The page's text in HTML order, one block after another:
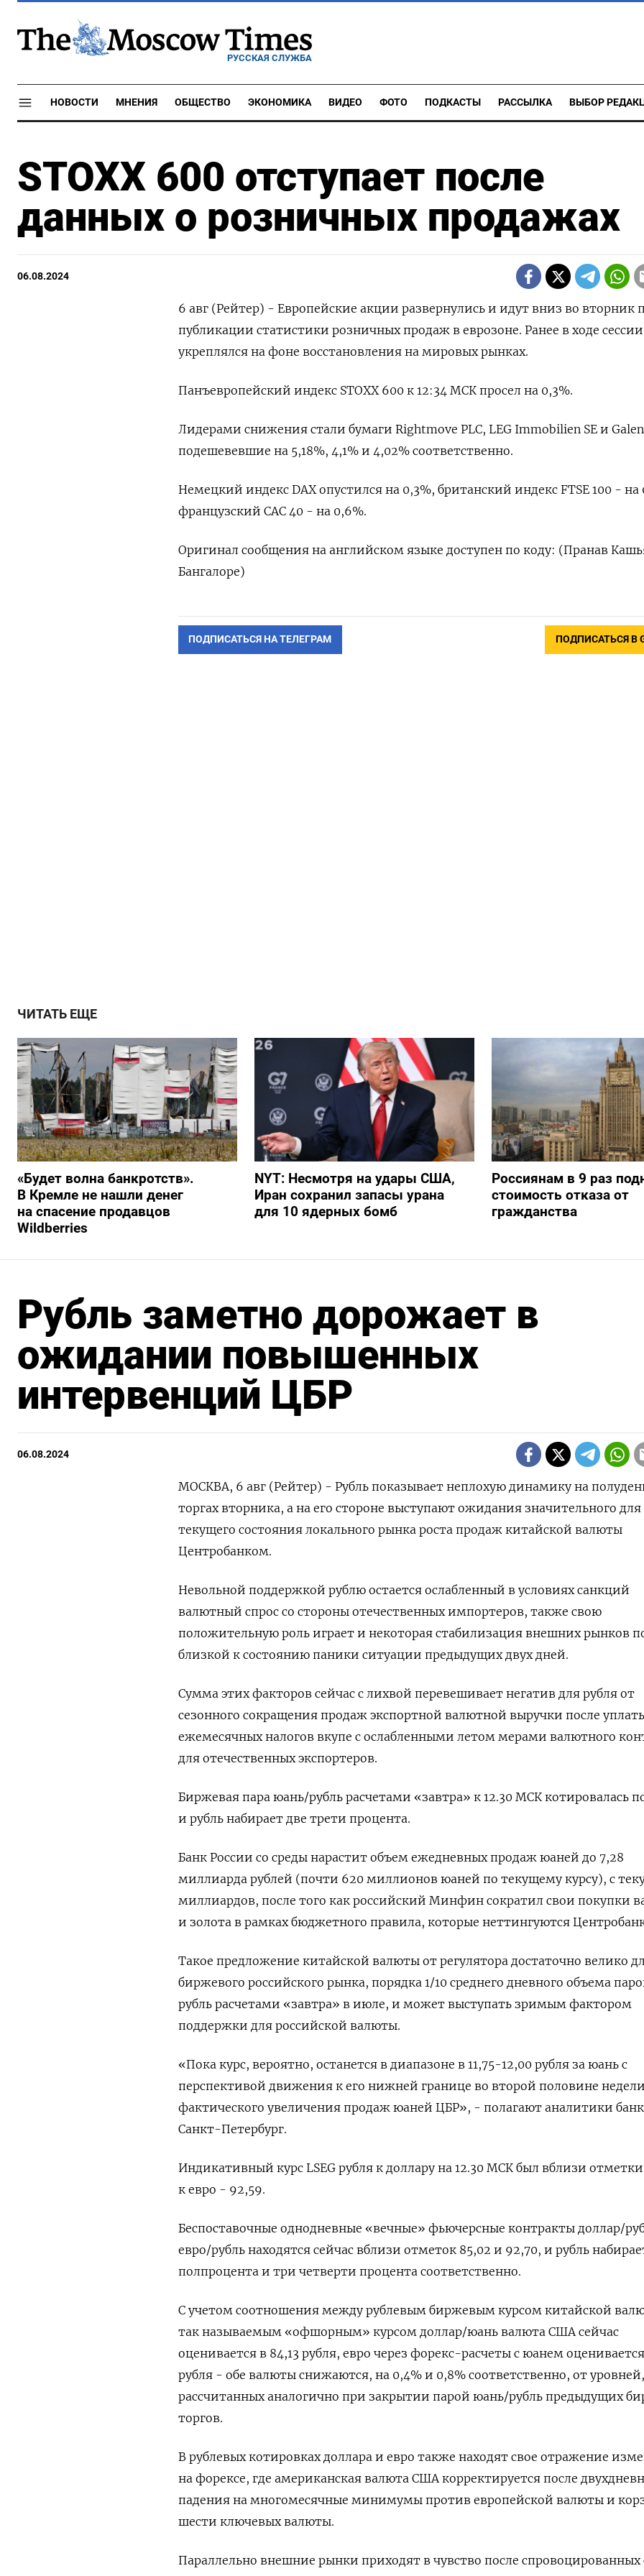
РУССКАЯ СЛУЖБА
НОВОСТИ МНЕНИЯ ОБЩЕСТВО ЭКОНОМИКА ВИДЕО ФОТО ПОДКАСТЫ РАССЫЛКА ВЫБОР
STOXX 600 отступает после
данных о розничных продажах
06.08.2024
6 авг (Рейтер) - Европейские акции развернулись и идут вниз во вторник
публикации статистики розничных продаж в еврозоне. Ранее в ходе сессии
укреплялся на фоне восстановления на мировых рынках.
Панъевропейский индекс STOXX 600 к 12:34 МСК просел на 0,3%.
Лидерами снижения стали бумаги Rightmove PLC, LEG Immobilien SE и
подешевевшие на 5,18​%, 4,1% и 4,02% соответственно.
Немецкий индекс DAX опустился на 0,3%, британский индекс FTSE 100 - на
французский CAC 40 - на 0,6%.
Оригинал сообщения на английском языке доступен по коду: (Пранав
Бангалоре)
ПОДПИСАТЬСЯ НА ТЕЛЕГРАМ ПОДПИСАТЬСЯ В
ЧИТАТЬ ЕЩЕ
«Будет волна банкротств».
В Кремле не нашли денег
на спасение продавцов
Wildberries
NYT: Несмотря на удары США,
Иран сохранил запасы урана
для 10 ядерных бомб
Россиянам в 9 раз
стоимость отказа от
гражданства
Рубль заметно дорожает в
ожидании повышенных
интервенций ЦБР
06.08.2024
МОСКВА, 6 авг (Рейтер) - Рубль показывает неплохую динамику на
торгах вторника, а на его стороне выступают ожидания значительного для
текущего состояния локального рынка роста продаж китайской валюты
Центробанком.
Невольной поддержкой рублю остается ослабленный в условиях санкций
валютный спрос со стороны отечественных импортеров, также свою
положительную роль играет и некоторая стабилизация внешних рынков
близкой к состоянию паники ситуации предыдущих двух дней.
Сумма этих факторов сейчас с лихвой перевешивает негатив для рубля от
сезонного сокращения продаж экспортной валютной выручки после
ежемесячных налогов вкупе с ослабленными летом мерами валютного
для отечественных экспортеров.
Биржевая пара юань/рубль расчетами «завтра» к 12.30 МСК котировалась
и рубль набирает две трети процента.
Банк России со среды нарастит объем ежедневных продаж юаней до 7,28
миллиарда рублей (почти 620 миллионов юаней по текущему курсу), с
миллиардов, после того как российский Минфин сократил свои покупки
и золота в рамках бюджетного правила, которые неттингуются
Такое предложение китайской валюты от регулятора достаточно велико
биржевого российского рынка, порядка 1/10 среднего дневного объема
рубль расчетами «завтра» в июле, и может выступать зримым фактором
поддержки для российской валюты.
«Пока курс, вероятно, останется в диапазоне в 11,75-12,00 рубля за юань с
перспективой движения к его нижней границе во второй половине
фактического увеличения продаж юаней ЦБР», - полагают аналитики
Санкт-Петербург.
Индикативный курс LSEG рубля к доллару на 12.30 МСК был вблизи
к евро - 92,59.
Беспоставочные однодневные «вечные» фьючерсные контракты доллар/
евро/рубль находятся сейчас вблизи отметок 85,02 и 92,70, и рубль
полпроцента и три четверти процента соответственно.
С учетом соотношения между рублевым биржевым курсом китайской
так называемым «офшорным» курсом доллар/юань валюта США сейчас
оценивается в 84,13 рубля, евро через форекс-расчеты с юанем
рубля - обе валюты снижаются, на 0,4% и 0,8% соответственно, от уровней,
рассчитанных аналогично при закрытии парой юань/рубль предыдущих
торгов.
В рублевых котировках доллара и евро также находят свое отражение
на форексе, где американская валюта США корректируется после
падения на многомесячные минимумы против европейской валюты и
шести ключевых валюты.
Параллельно внешние рынки приходят в чувство после спровоцированных